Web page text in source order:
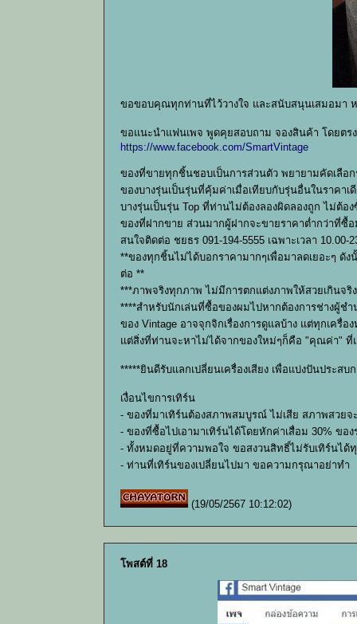
ขอขอบคุณทุกท่านที่ไว้วางใจ และสนับสนุนเสมอมา
ขอแนะนำแฟนเพจ พูดคุยสอบถาม จองสินค้า โดยตร
https://www.facebook.com/SmartVintage
ของที่ขายทุกชิ้นชอบเป็นการส่วนตัว พยายามคัดเลือ
ของบางรุ่นเป็นรุ่นที่คุ้มค่าเมื่อเทียบกับรุ่นอื่นในราคาเ
บางรุ่นเป็นรุ่น Top ที่ท่านไม่ต้องลองผิดลองถูก ไม่ต้อง
ของที่ฝากขาย ส่วนมากผู้ฝากจะขายราคาต่ำกว่าที่ซื้
สนใจติดต่อ ชยธร 091-194-5555 เฉพาะเวลา
**ของทุกชิ้นไม่ได้บอกราคามากๆเพื่อมาลดเยอะๆ ดั
ต่อ **
***ภาพจริงทุกภาพ ไม่มีการตกแต่งภาพให้สวยเกินจ
****สำหรับนักเล่นที่ซื้อของผมไปหากต้องการช่างผู้ช
ของ Vintage อาจจุกจิกเรื่องการดูแลบ้าง แต่ทุกเครื่
แต่สิ่งที่ท่านจะหาไม่ได้จากของใหม่ๆก็คือ "คุณค่า" ที่
*****ยินดีรับแลกเปลี่ยนเครื่องเสียง เพื่อแบ่งปันประส
เงื่อนไขการเทิร์น
- ของที่มาเทิร์นต้องสภาพสมบูรณ์ ไม่เสีย สภาพสวย
- ของที่ซื้อไปเอามาเทิร์นได้โดยหักค่าเสื่อม 30% ข
- ทั้งหมดอยู่ที่ความพอใจ ขอสงวนสิทธิ์ไม่รับเทิร์นได้
- ท่านที่เทิร์นของเปลี่ยนไปมา ขอความกรุณาอย่าทำ
(19/05/2567 10:12:02)
โพสต์ที่ 18